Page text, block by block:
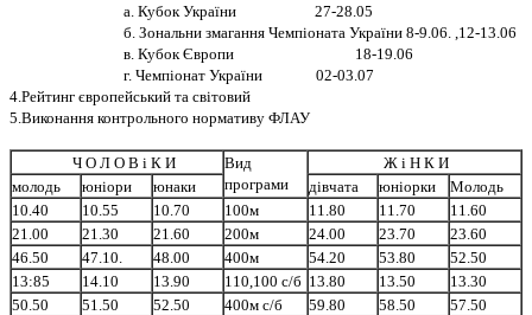
а. Кубок України 27-28.05
б. Зональни змагання Чемпiоната України 8-9.06. ,12-13.06
в. Кубок Європи 18-19.06
г. Чемпiонат України 02-03.07
4.Рейтинг європейський та свiтовий
5.Виконання контрольного нормативу ФЛАУ
Ч О Л О В i К И
Вид
програми
Ж i Н К И
молодь
юнiори юнаки дiвчата юнiорки
Молодь
10.40
10.55 10.70 100м 11.80 11.70
11.60
21.00
21.30 21.60 200м 24.00 23.70
23.60
46.50
47.10. 48.00 400м 54.20 53.80
52.50
13:85
14.10 13.90 110,100 с/б 13.80 13.50
13.30
50.50
51.50 52.50 400м с/б 59.80 58.50
57.50